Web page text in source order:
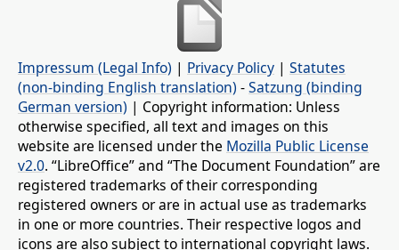
Impressum (Legal Info) | Privacy Policy | Statutes
(non-binding English translation) -Satzung (binding
German version) | Copyright information: Unless
otherwise specified, all text and images on this
website are licensed under the Mozilla Public License
v2.0. “LibreOffice” and “The Document Foundation” are
registered trademarks of their corresponding
registered owners or are in actual use as trademarks
in one or more countries. Their respective logos and
icons are also subject to international copyright laws.